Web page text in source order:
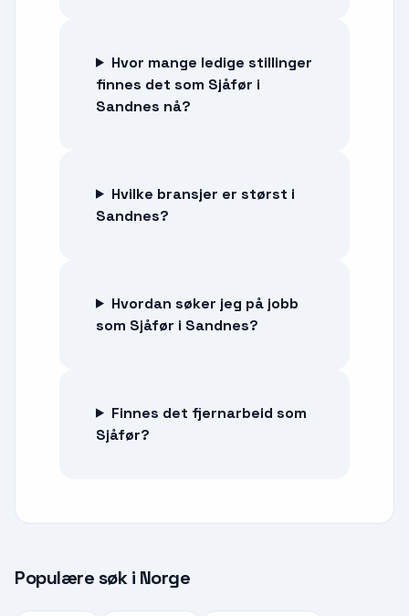
Hvor mange ledige stillinger
finnes det som Sjåfør i
Sandnes nå?
Hvilke bransjer er størst i
Sandnes?
Hvordan søker jeg på jobb
som Sjåfør i Sandnes?
Finnes det fjernarbeid som
Sjåfør?
Populære søk i Norge